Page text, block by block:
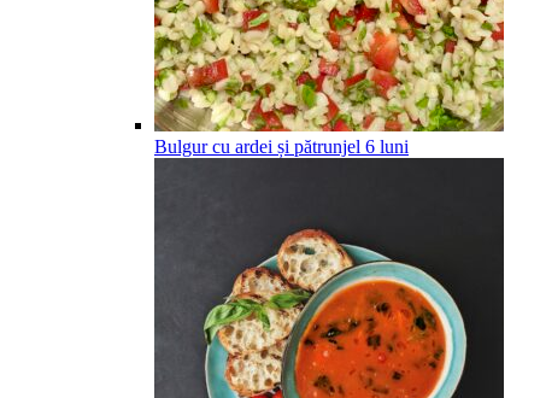
Bulgur cu ardei și pătrunjel 6 luni